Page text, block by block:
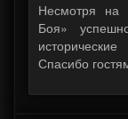
Несмотря на
Боя»
Спасибо